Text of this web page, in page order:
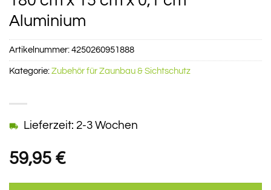
Aluminium
59,95 €
Lieferzeit: 2-3 Wochen
Artikelnummer: 4250260951888
Kategorie: Zubehör für Zaunbau & Sichtschutz